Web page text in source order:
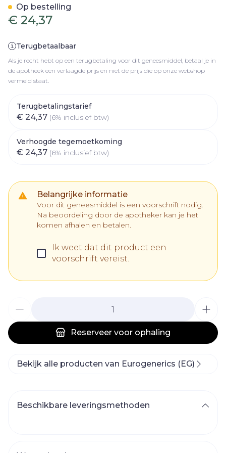
€ 24,37
Terugbetaalbaar
Als je recht hebt op een terugbetaling voor dit geneesmiddel, betaal je in
de apotheek een verlaagde prijs en niet de prijs die op onze webshop
vermeld staat.
Terugbetalingstarief
€ 24,37 (6% inclusief btw)
Verhoogde tegemoetkoming
€ 24,37 (6% inclusief btw)
Belangrijke informatie
Voor dit geneesmiddel is een voorschrift nodig.
Na beoordeling door de apotheker kan je het
komen afhalen en betalen.
Ik weet dat dit product een
voorschrift vereist.
Reserveer voor ophaling
Op bestelling
Bekijk alle producten van Eurogenerics (EG)
Beschikbare leveringsmethoden